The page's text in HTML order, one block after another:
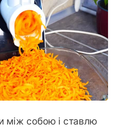
між собою і ставлю